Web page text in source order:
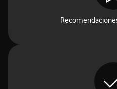
contenido en un solo lugar,
quieres ver sin